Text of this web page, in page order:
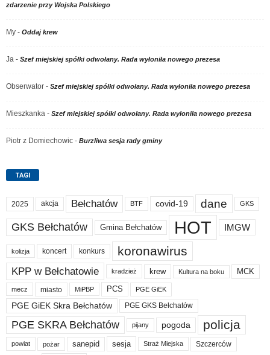
zdarzenie przy Wojska Polskiego
My - Oddaj krew
Ja - Szef miejskiej spółki odwołany. Rada wyłoniła nowego prezesa
Obserwator - Szef miejskiej spółki odwołany. Rada wyłoniła nowego prezesa
Mieszkanka - Szef miejskiej spółki odwołany. Rada wyłoniła nowego prezesa
Piotr z Domiechowic - Burzliwa sesja rady gminy
TAGI
2025 akcja Bełchatów BTF covid-19 dane GKS
GKS Bełchatów Gmina Bełchatów HOT IMGW
kolizja koncert konkurs koronawirus
KPP w Bełchatowie kradzież krew Kultura na boku MCK
mecz miasto MiPBP PCS PGE GiEK
PGE GiEK Skra Bełchatów PGE GKS Bełchatów
PGE SKRA Bełchatów pijany pogoda policja
powiat pożar sanepid sesja Straż Miejska Szczerców